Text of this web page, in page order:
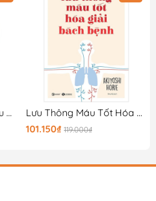
Không Câu Nào Nói Yêu Nhưng Tất Cả Đều Là Yêu
Lưu Thông Máu Tốt Hóa Giải Bách Bệnh (Tái Bản 2024)
101.150₫ 119.000₫